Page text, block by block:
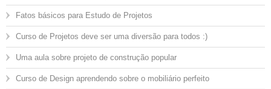
Fatos básicos para Estudo de Projetos
Curso de Projetos deve ser uma diversão para todos :)
Uma aula sobre projeto de construção popular
Curso de Design aprendendo sobre o mobiliário perfeito